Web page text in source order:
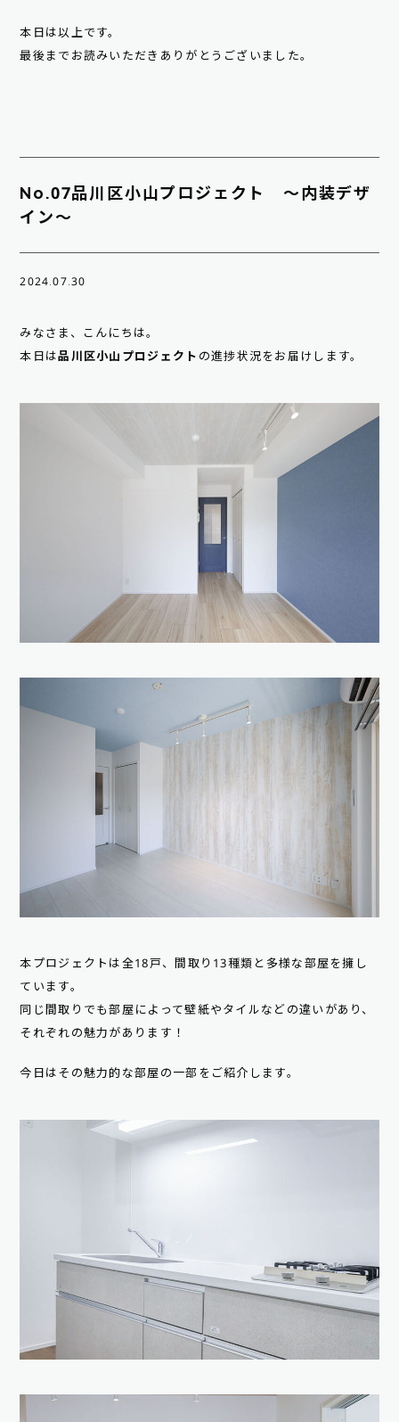
本日は以上です。
最後までお読みいただきありがとうございました。
No.07品川区小山プロジェクト ～内装デザ
イン～
2024.07.30
みなさま、こんにちは。
本日は品川区小山プロジェクト の進捗状況をお届けします。
本プロジェクトは全18戸、間取り13種類と多様な部屋を擁し
ています。
同じ間取りでも部屋によって壁紙やタイルなどの違いがあり、
それぞれの魅力があります！
今日はその魅力的な部屋の一部をご紹介します。